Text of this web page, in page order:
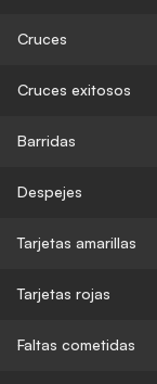
Cruces
Cruces exitosos
Barridas
Despejes
Tarjetas amarillas
Tarjetas rojas
Faltas cometidas